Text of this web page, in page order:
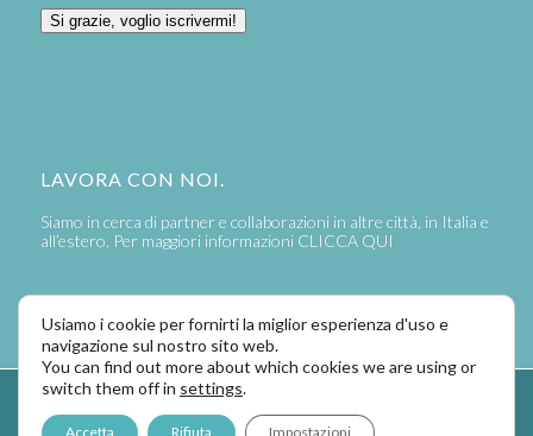
Si grazie, voglio iscrivermi!
LAVORA CON NOI.
Siamo in cerca di partner e collaborazioni in altre città, in Italia e
all’estero. Per maggiori informazioni CLICCA QUI
LaPivot Photo Graphic Communication
Kriesi
Usiamo i cookie per fornirti la miglior esperienza d'uso e
navigazione sul nostro sito web.
You can find out more about which cookies we are using or
switch them off in settings.
Accetta Rifiuta Impostazioni